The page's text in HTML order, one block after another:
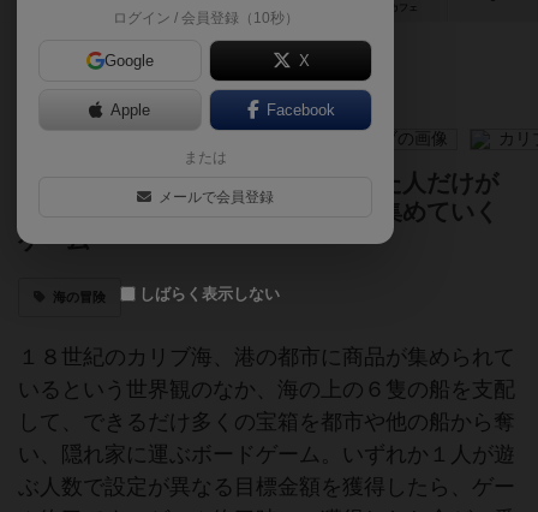
カフェ
６隻ある船の操舵権を毎回買収した人だけが
獲得し船を動かしながら、お金を集めていく
ゲーム
海の冒険
１８世紀のカリブ海、港の都市に商品が集められて
いるという世界観のなか、海の上の６隻の船を支配
して、できるだけ多くの宝箱を都市や他の船から奪
い、隠れ家に運ぶボードゲーム。いずれか１人が遊
ぶ人数で設定が異なる目標金額を獲得したら、ゲー
ログイン / 会員登録（10秒）
Google X
Apple Facebook
または
メールで会員登録
しばらく表示しない